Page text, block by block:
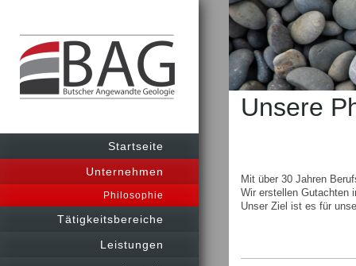
Startseite
Unternehmen
Philosophie
Tätigkeitsbereiche
Leistungen
Unsere
Mit über 30 Jahren
Wir erstellen Gutachten
Unser Ziel ist es für